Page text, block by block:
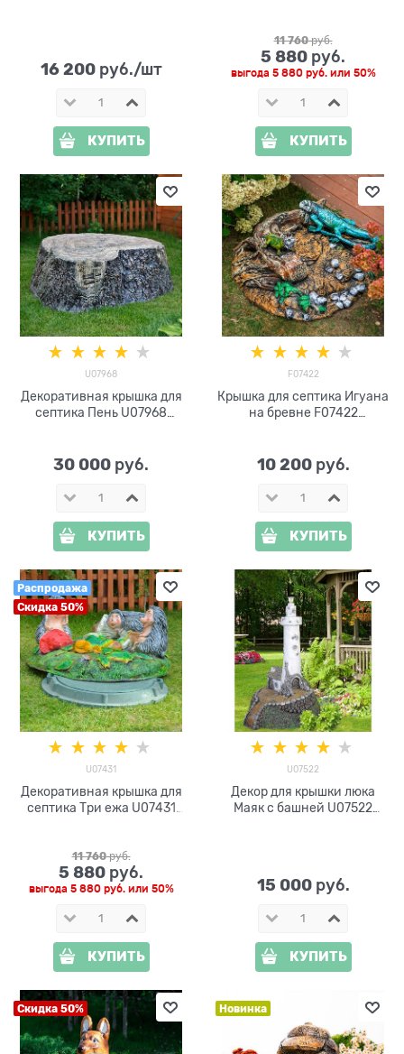
16 200 руб./шт
КУПИТЬ
11 760 руб.
5 880 руб.
выгода 5 880 руб.или 50%
КУПИТЬ
U07968
Декоративная крышка для
септика Пень U07968
30 000 руб.
КУПИТЬ
F07422
Крышка для септика Игуана
на бревне F07422
10 200 руб.
КУПИТЬ
Распродажа
Скидка 50%
U07431
Декоративная крышка для
септика Три ежа U07431
11 760 руб.
5 880 руб.
выгода 5 880 руб.или 50%
КУПИТЬ
U07522
Декор для крышки люка
Маяк с башней U07522
15 000 руб.
КУПИТЬ
Скидка 50% Новинка